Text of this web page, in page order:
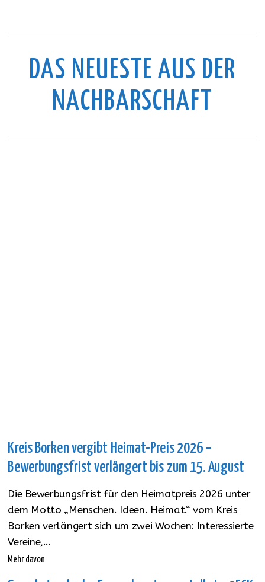
DAS NEUESTE AUS DER
NACHBARSCHAFT
Kreis Borken vergibt Heimat-Preis 2026 –
Bewerbungsfrist verlängert bis zum 15. August
Die Bewerbungsfrist für den Heimatpreis 2026 unter
dem Motto „Menschen. Ideen. Heimat.“ vom Kreis
Borken verlängert sich um zwei Wochen: Interessierte
Vereine,…
Mehr davon